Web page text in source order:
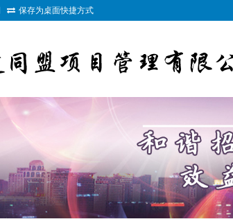
保存为桌面快捷方式